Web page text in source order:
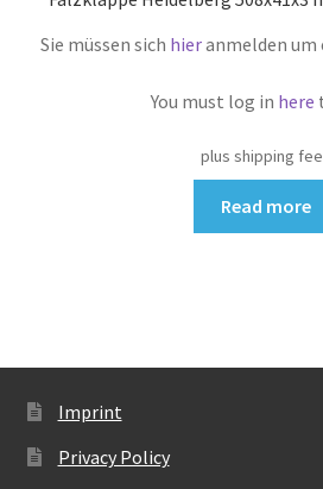
Sie müssen sich hieranmelden um
You must log in here
plus shipping
Read more
Imprint
Privacy Policy